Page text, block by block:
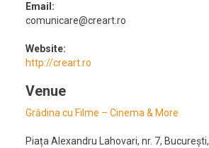
Email:
comunicare@creart.ro
Website:
http://creart.ro
Venue
Grădina cu Filme – Cinema & More
Piața Alexandru Lahovari, nr. 7, București,